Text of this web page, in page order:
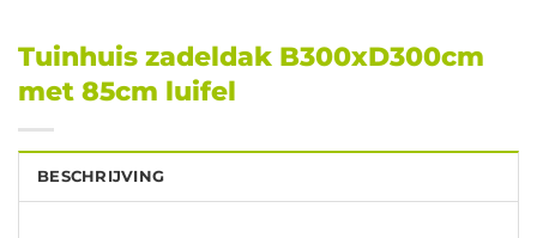
Tuinhuis zadeldak B300xD300cm
met 85cm luifel
BESCHRIJVING